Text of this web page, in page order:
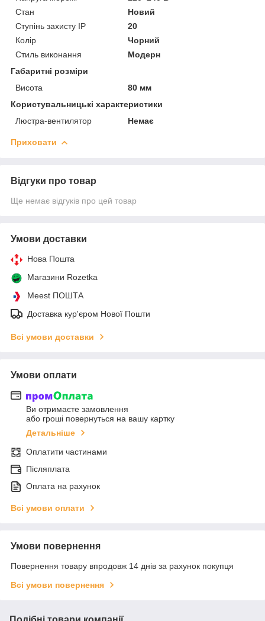
Стан
Новий
Ступінь захисту IP
20
Колір
Чорний
Стиль виконання
Модерн
Габаритні розміри
Висота
80 мм
Користувальницькі характеристики
Люстра-вентилятор
Немає
Приховати
Відгуки про товар
Ще немає відгуків про цей товар
Умови доставки
Нова Пошта
Магазини Rozetka
Meest ПОШТА
Доставка кур'єром Нової Пошти
Всі умови доставки
Умови оплати
Ви отримаєте замовлення
або гроші повернуться на вашу картку
Детальніше
Оплатити частинами
Післяплата
Оплата на рахунок
Всі умови оплати
Умови повернення
Повернення товару впродовж 14 днів за рахунок покупця
Всі умови повернення